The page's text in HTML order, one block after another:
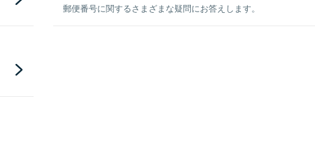
郵便番号に関するさまざまな疑問にお答えします。